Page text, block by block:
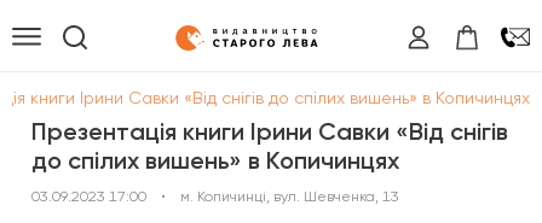
книги Ірини Савки «Від снігів до спілих вишень» в Копичинцях
Презентація книги Ірини Савки «Від снігів
до спілих вишень» в Копичинцях
03.09.2023 17:00 • м. Копичинці, вул. Шевченка, 13